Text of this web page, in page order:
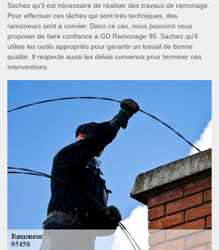
Sachez qu'il est nécessaire de réaliser des travaux de ramonage.
Pour effectuer ces tâches qui sont très techniques, des
ramoneurs sont à convier. Dans ce cas, nous pouvons vous
proposer de faire confiance à GD Ramonage 95. Sachez qu'il
utilise les outils appropriés pour garantir un travail de bonne
qualité. Il respecte aussi les délais convenus pour terminer ces
interventions.